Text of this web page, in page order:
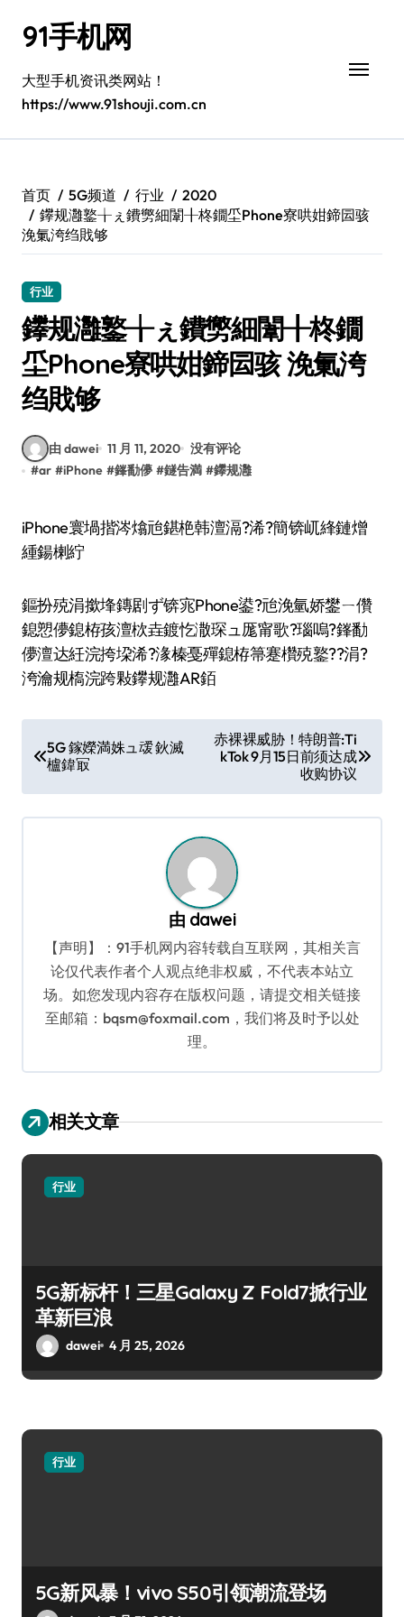
91手机网
大型手机资讯类网站！
https://www.91shouji.com.cn
首页 5G频道 行业
2020
鑻规灉鐜╁ぇ鐨勶細闈╂柊鐗坕Phone寮哄姏鍗囩骇
浼氭洿绉戝够
行业
鑻规灉鐜╁ぇ鐨勶細闈╂柊鐗
坕Phone寮哄姏鍗囩骇 浼氭洿
绉戝够
由 dawei 11 月 11, 2020 没有评论
#ar #iPhone #鎽勫儚 #鐩告満 #鑻规灉
iPhone寰堝揩涔熻兘鍖栬韩澶滆?浠?簡锛屼綘鏈熷
緟鍚楋紵
鏂扮殑涓撳埄鏄剧ず锛宨Phone鍙?兘浼氫娇鐢ㄧ儹
鎴愬儚鎴栫孩澶栨垚鍍忔潵琛ュ厖甯歌?瑙嗚?鎽勫
儚澶达紝浣挎垜浠?湪榛戞殫鎴栫箒蹇欑殑鐜??涓?
洿瀹规槗浣跨敤鑻规灉AR銆
章
导
航
5G 鎵嬫満姝ュ叆 鈥滅
櫨鍏冣
赤裸裸威胁！特朗普:Ti
kTok 9月15日前须达成
收购协议
由 dawei
【声明】：91手机网内容转载自互联网，其相关言
论仅代表作者个人观点绝非权威，不代表本站立
场。如您发现内容存在版权问题，请提交相关链接
至邮箱：bqsm@foxmail.com，我们将及时予以处
理。
相关文章
行业
5G新标杆！三星Galaxy Z Fold7掀行业
革新巨浪
dawei 4 月 25, 2026
行业
5G新风暴！vivo S50引领潮流登场